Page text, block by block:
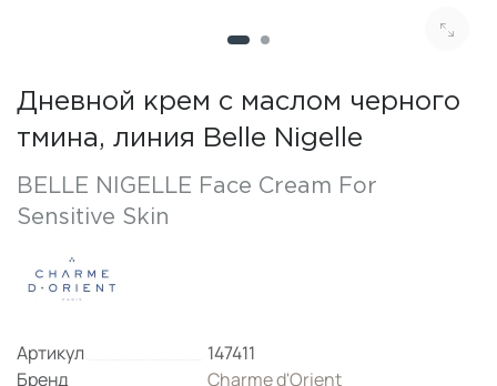
Дневной крем с маслом черного
тмина, линия Belle Nigelle
BELLE NIGELLE Face Cream For
Sensitive Skin
Артикул
147411
Бренд
Charme d'Orient